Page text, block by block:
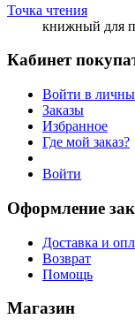
Точка чтения
книжный для
Кабинет
Войти в
Заказы
Избранное
Где мой заказ?
Войти
Оформление
Доставка и
Возврат
Помощь
Магазин